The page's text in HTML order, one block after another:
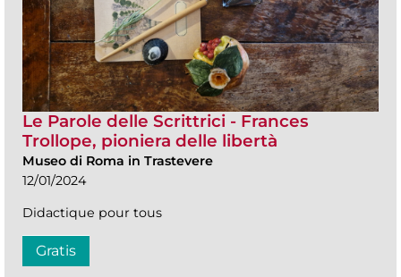
Le Parole delle Scrittrici - Frances
Trollope, pioniera delle libertà
Museo di Roma in Trastevere
12/01/2024
Didactique pour tous
Gratis